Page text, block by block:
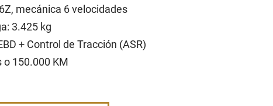
mecánica 6 velocidades​
3.425 kg​
+ Control de Tracción (ASR)​
o 150.000 KM​